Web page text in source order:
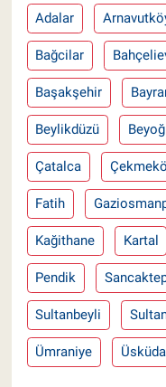
Adalar
Bağcilar
Başakşehir
Beylikdüzü
Çatalca
Fatih
Kağithane Kartal
Pendik
Sultanbeyli
Ümraniye